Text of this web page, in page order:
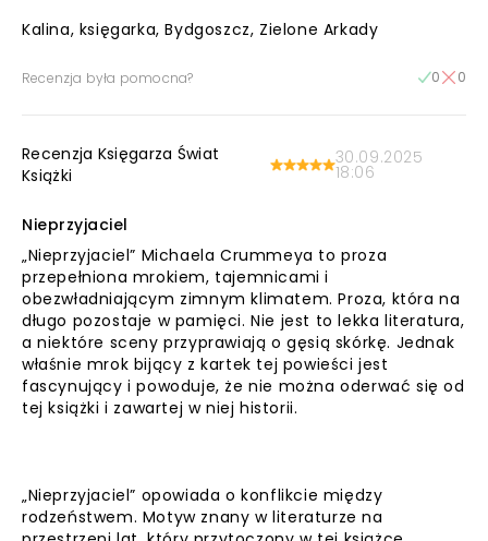
Kalina, księgarka, Bydgoszcz, Zielone Arkady
Recenzja była pomocna? 0 0
Recenzja Księgarza Świat
Książki
30.09.2025
18:06
Nieprzyjaciel
„Nieprzyjaciel” Michaela Crummeya to proza
przepełniona mrokiem, tajemnicami i
obezwładniającym zimnym klimatem. Proza, która na
długo pozostaje w pamięci. Nie jest to lekka literatura,
a niektóre sceny przyprawiają o gęsią skórkę. Jednak
właśnie mrok bijący z kartek tej powieści jest
fascynujący i powoduje, że nie można oderwać się od
tej książki i zawartej w niej historii.
„Nieprzyjaciel” opowiada o konflikcie między
rodzeństwem. Motyw znany w literaturze na